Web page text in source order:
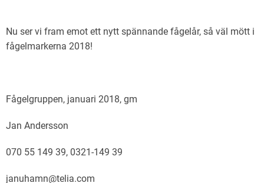
Nu ser vi fram emot ett nytt spännande fågelår, så väl mött i
fågelmarkerna 2018!
Fågelgruppen, januari 2018, gm
Jan Andersson
070 55 149 39, 0321-149 39
januhamn@telia.com